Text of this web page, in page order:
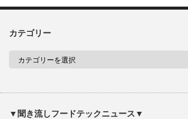
カテゴリー
▼聞き流しフードテックニュース▼